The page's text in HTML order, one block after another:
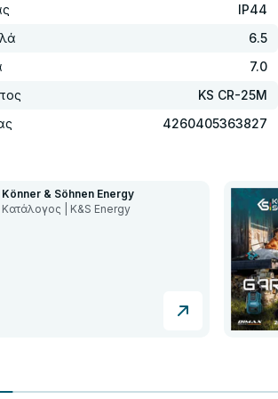
IP44
6.5
7.0
KS CR-25M
4260405363827
Könner & Söhnen Energy
Κατάλογος | K&S Energy